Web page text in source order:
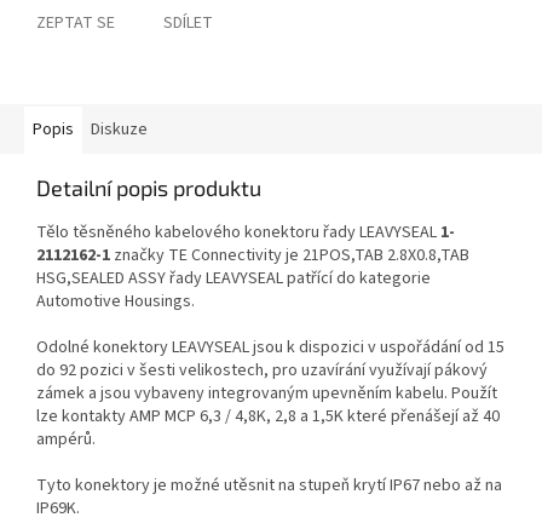
ZEPTAT SE SDÍLET
Popis Diskuze
Detailní popis produktu
Tělo těsněného kabelového konektoru řady LEAVYSEAL 1-
2112162-1 značky TE Connectivity je 21POS,TAB 2.8X0.8,TAB
HSG,SEALED ASSY řady LEAVYSEAL patřící do kategorie
Automotive Housings.
Odolné konektory LEAVYSEAL jsou k dispozici v uspořádání od 15
do 92 pozici v šesti velikostech, pro uzavírání využívají pákový
zámek a jsou vybaveny integrovaným upevněním kabelu. Použít
lze kontakty AMP MCP 6,3 / 4,8K, 2,8 a 1,5K které přenášejí až 40
ampérů.
Tyto konektory je možné utěsnit na stupeň krytí IP67 nebo až na
IP69K.